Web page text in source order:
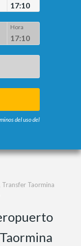
17:10
Hora
17:10
del uso del
Taormina